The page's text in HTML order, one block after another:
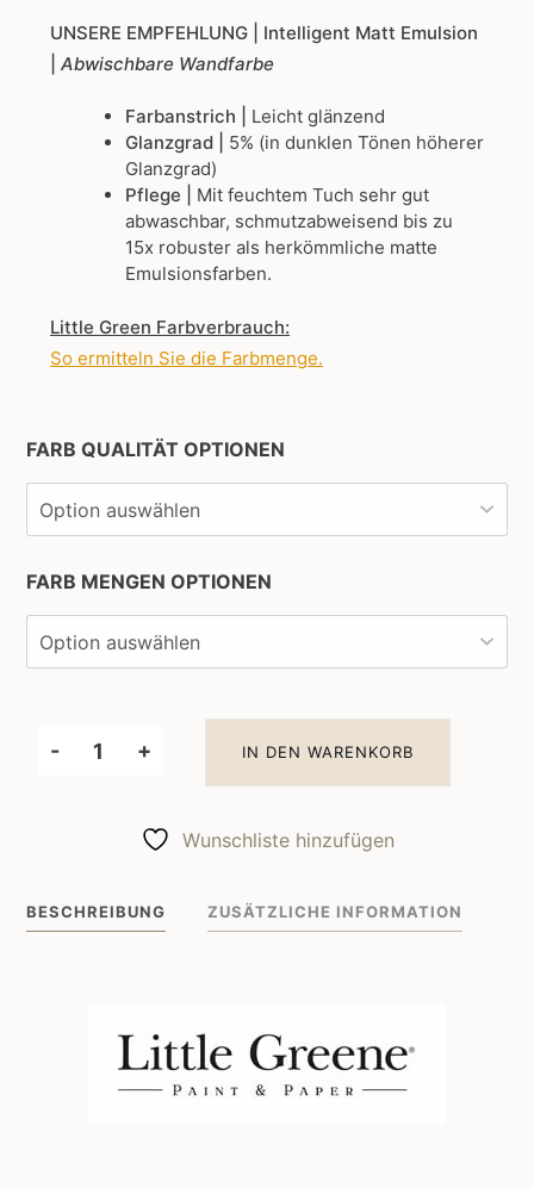
UNSERE EMPFEHLUNG
| Intelligent Matt Emulsion
Abwischbare Wandfarbe
Farbanstrich | Leicht glänzend
Glanzgrad | 5% (in dunklen Tönen höherer
Glanzgrad)
Pflege | Mit feuchtem Tuch sehr gut
abwaschbar, schmutzabweisend bis zu
15x robuster als herkömmliche matte
Emulsionsfarben.
Little Green Farbverbrauch:
So ermitteln Sie die Farbmenge.
FARB QUALITÄT OPTIONEN
FARB MENGEN OPTIONEN
-
Little
Wandfarbe
Warm
+ IN DEN WARENKORB
Wunschliste hinzufügen
BESCHREIBUNG ZUSÄTZLICHE INFORMATION